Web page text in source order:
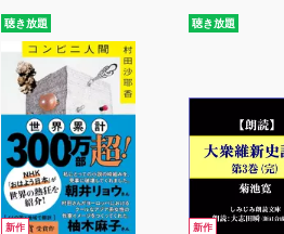
聴き放題
新作
聴き放題
新作